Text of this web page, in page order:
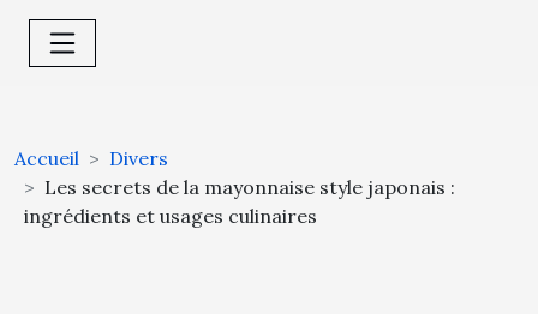
Accueil
Divers
Les secrets de la mayonnaise style japonais :
ingrédients et usages culinaires